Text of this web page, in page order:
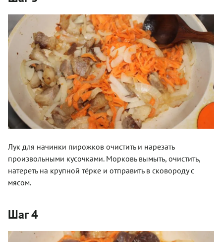
Лук для начинки пирожков очистить и нарезать
произвольными кусочками. Морковь вымыть, очистить,
натереть на крупной тёрке и отправить в сковороду с
мясом.
Шаг 4